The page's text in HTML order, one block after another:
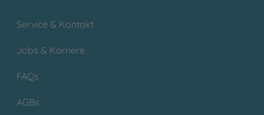
Service & Kontakt
Jobs & Karriere
FAQs
AGBs